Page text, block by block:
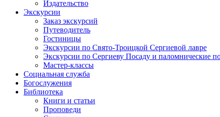
Издательство
Экскурсии
Заказ экскурсий
Путеводитель
Гостиницы
Экскурсии по Свято-Троицкой Сергиевой лавре
Экскурсии по Сергиеву Посаду и паломнические
Мастер-классы
Социальная служба
Богослужения
Библиотека
Книги и статьи
Проповеди